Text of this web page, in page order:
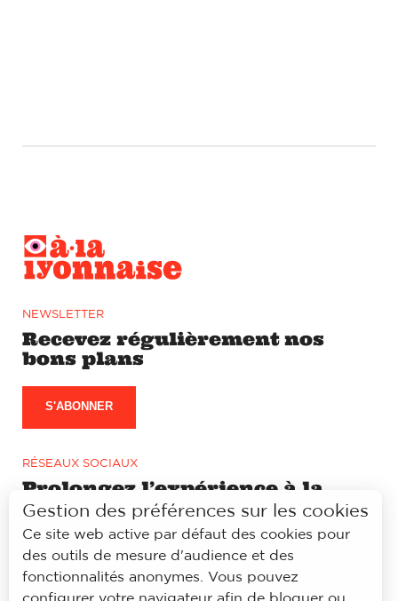
NEWSLETTER
Recevez régulièrement nos
bons plans
S'ABONNER
RÉSEAUX SOCIAUX
Prolongez l’expérience à la
lyonnaise sur notre page
Facebook et Instagram
Gestion des préférences sur les cookies
Ce site web active par défaut des cookies pour
des outils de mesure d'audience et des
fonctionnalités anonymes. Vous pouvez